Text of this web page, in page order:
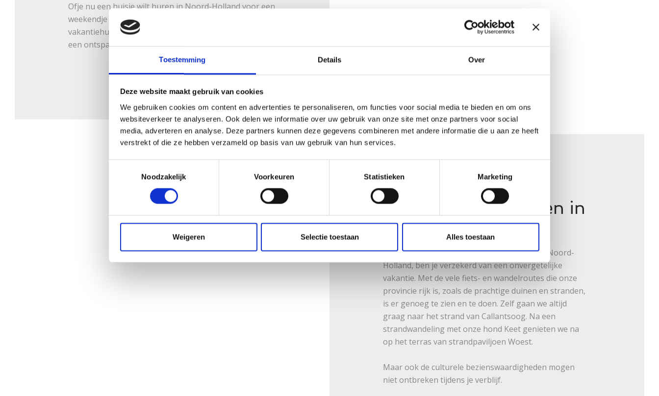
Toestemming Details Over
Deze website maakt gebruik van cookies
We gebruiken cookies om content en advertenties te personaliseren, om functies voor social media te bieden en om ons
websiteverkeer te analyseren. Ook delen we informatie over uw gebruik van onze site met onze partners voor social
media, adverteren en analyse. Deze partners kunnen deze gegevens combineren met andere informatie die u aan ze heeft
verstrekt of die ze hebben verzameld op basis van uw gebruik van hun services.
Noodzakelijk
Voorkeuren Statistieken Marketing
Weigeren Selectie toestaan Alles toestaan
Ofje nu een huisje wilt huren in Noord-Holland voor een
weekendje weg of een langere vakantie, ons
vakantiehuis biedt alle faciliteiten die je nodig hebt voor
een ontspannen en comfortabel verblijf.
Bezienswaardigheden in
Noord-Holland
Als je op zoek bent naar een vakantiehuis in Noord-
Holland, ben je verzekerd van een onvergetelijke
vakantie. Met de vele fiets- en wandelroutes die onze
provincie rijk is, zoals de prachtige duinen en stranden,
is er genoeg te zien en te doen. Zelf gaan we altijd
graag naar het strand van Callantsoog. Na een
strandwandeling met onze hond Keet genieten we na
op het terras van strandpaviljoen Woest.
Maar ook de culturele bezienswaardigheden mogen
niet ontbreken tijdens je verblijf.